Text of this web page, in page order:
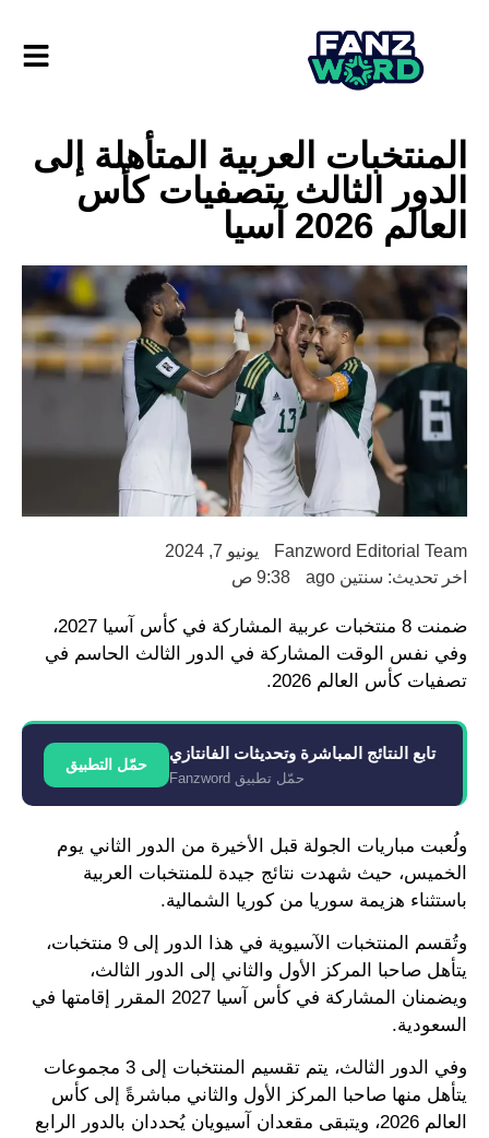
المنتخبات العربية المتأهلة إلى
الدور الثالث بتصفيات كأس
العالم 2026 آسيا
Fanzword Editorial Team
يونيو 7, 2024
اخر تحديث: سنتين ago
9:38 ص
ضمنت 8 منتخبات عربية المشاركة في كأس آسيا 2027،
وفي نفس الوقت المشاركة في الدور الثالث الحاسم في
تصفيات كأس العالم 2026.
تابع النتائج المباشرة وتحديثات الفانتازي
حمّل تطبيق Fanzword
حمّل التطبيق
ولُعبت مباريات الجولة قبل الأخيرة من الدور الثاني يوم
الخميس، حيث شهدت نتائج جيدة للمنتخبات العربية
باستثناء هزيمة سوريا من كوريا الشمالية.
وتُقسم المنتخبات الآسيوية في هذا الدور إلى 9 منتخبات،
يتأهل صاحبا المركز الأول والثاني إلى الدور الثالث،
ويضمنان المشاركة في كأس آسيا 2027 المقرر إقامتها في
السعودية.
وفي الدور الثالث، يتم تقسيم المنتخبات إلى 3 مجموعات
يتأهل منها صاحبا المركز الأول والثاني مباشرةً إلى كأس
العالم 2026، ويتبقى مقعدان آسيويان يُحددان بالدور الرابع